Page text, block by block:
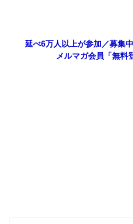
延べ6万人以上が参加／募集
メルマガ会員「無